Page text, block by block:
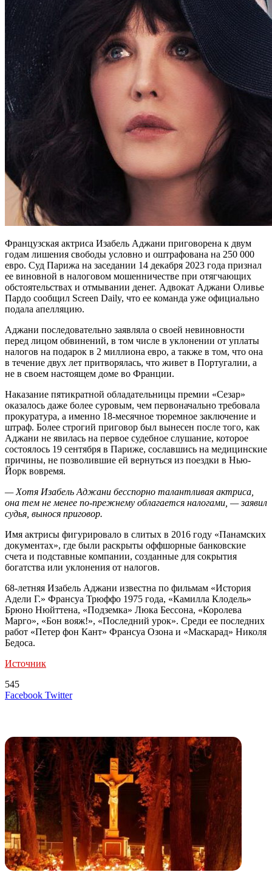
Французская актриса Изабель Аджани приговорена к двум
годам лишения свободы условно и оштрафована на 250 000
евро. Суд Парижа на заседании 14 декабря 2023 года признал
ее виновной в налоговом мошенничестве при отягчающих
обстоятельствах и отмывании денег. Адвокат Аджани Оливье
Пардо сообщил Screen Daily, что ее команда уже официально
подала апелляцию.
Аджани последовательно заявляла о своей невиновности
перед лицом обвинений, в том числе в уклонении от уплаты
налогов на подарок в 2 миллиона евро, а также в том, что она
в течение двух лет притворялась, что живет в Португалии, а
не в своем настоящем доме во Франции.
Наказание пятикратной обладательницы премии «Сезар»
оказалось даже более суровым, чем первоначально требовала
прокуратура, а именно 18-месячное тюремное заключение и
штраф. Более строгий приговор был вынесен после того, как
Аджани не явилась на первое судебное слушание, которое
состоялось 19 сентября в Париже, сославшись на медицинские
причины, не позволившие ей вернуться из поездки в Нью-
Йорк вовремя.
— Хотя Изабель Аджани бесспорно талантливая актриса,
она тем не менее по-прежнему облагается налогами, — заявил
судья, вынося приговор.
Имя актрисы фигурировало в слитых в 2016 году «Панамских
документах», где были раскрыты оффшорные банковские
счета и подставные компании, созданные для сокрытия
богатства или уклонения от налогов.
68-летняя Изабель Аджани известна по фильмам «История
Адели Г.» Франсуа Трюффо 1975 года, «Камилла Клодель»
Брюно Нюйттена, «Подземка» Люка Бессона, «Королева
Марго», «Бон вояж!», «Последний урок». Среди ее последних
работ «Петер фон Кант» Франсуа Озона и «Маскарад» Николя
Бедоса.
Источник
545
Facebook TwitterLinkedIn
Tumblr
Reddit
Вконтакте
Одноклассники
Skype
Messenger
Messenger
WhatsApp
Telegram
Viber
Line
Поделиться
Печатать